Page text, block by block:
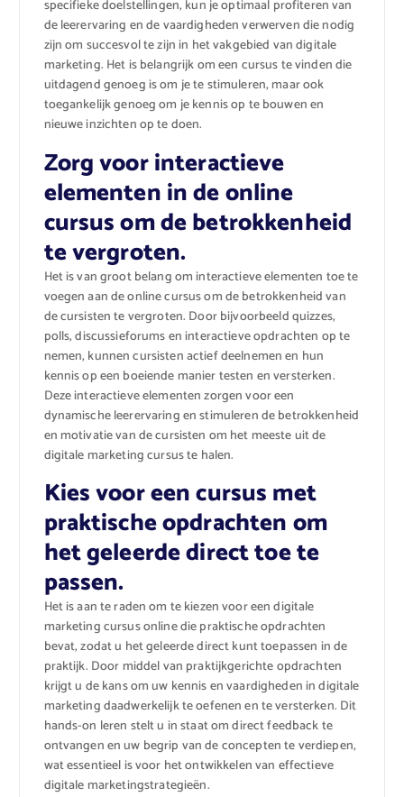
specifieke doelstellingen, kun je optimaal profiteren van
de leerervaring en de vaardigheden verwerven die nodig
zijn om succesvol te zijn in het vakgebied van digitale
marketing. Het is belangrijk om een cursus te vinden die
uitdagend genoeg is om je te stimuleren, maar ook
toegankelijk genoeg om je kennis op te bouwen en
nieuwe inzichten op te doen.
Zorg voor interactieve
elementen in de online
cursus om de betrokkenheid
te vergroten.
Het is van groot belang om interactieve elementen toe te
voegen aan de online cursus om de betrokkenheid van
de cursisten te vergroten. Door bijvoorbeeld quizzes,
polls, discussieforums en interactieve opdrachten op te
nemen, kunnen cursisten actief deelnemen en hun
kennis op een boeiende manier testen en versterken.
Deze interactieve elementen zorgen voor een
dynamische leerervaring en stimuleren de betrokkenheid
en motivatie van de cursisten om het meeste uit de
digitale marketing cursus te halen.
Kies voor een cursus met
praktische opdrachten om
het geleerde direct toe te
passen.
Het is aan te raden om te kiezen voor een digitale
marketing cursus online die praktische opdrachten
bevat, zodat u het geleerde direct kunt toepassen in de
praktijk. Door middel van praktijkgerichte opdrachten
krijgt u de kans om uw kennis en vaardigheden in digitale
marketing daadwerkelijk te oefenen en te versterken. Dit
hands-on leren stelt u in staat om direct feedback te
ontvangen en uw begrip van de concepten te verdiepen,
wat essentieel is voor het ontwikkelen van effectieve
digitale marketingstrategieën.